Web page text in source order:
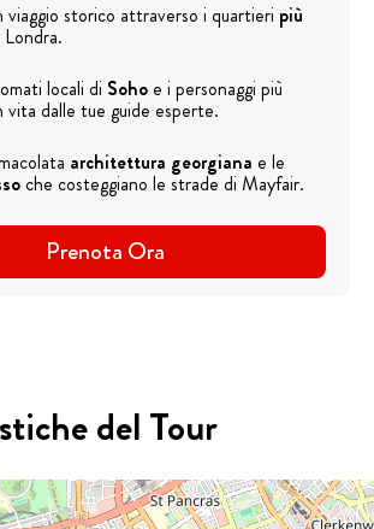
viaggio storico attraverso i quartieri più
locali di Sohoe i personaggi più
dalle tue guide esperte.
architettura georgiana e le
che costeggiano le strade di Mayfair.
Prenota Ora
del Tour